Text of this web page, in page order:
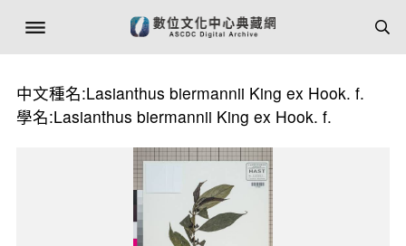
中文種名:Lasianthus biermannii King ex Hook. f.
學名:Lasianthus biermannii King ex Hook. f.